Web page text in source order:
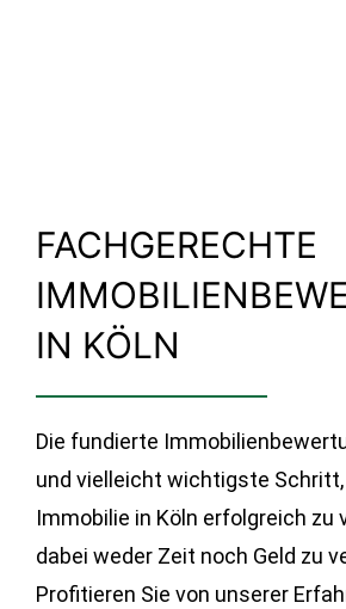
FACHGERECHTE
IN KÖLN
Die fundierte
und vielleicht wichtigste Schritt,
Immobilie in Köln erfolgreich zu
dabei weder Zeit noch Geld zu
Profitieren Sie von unserer